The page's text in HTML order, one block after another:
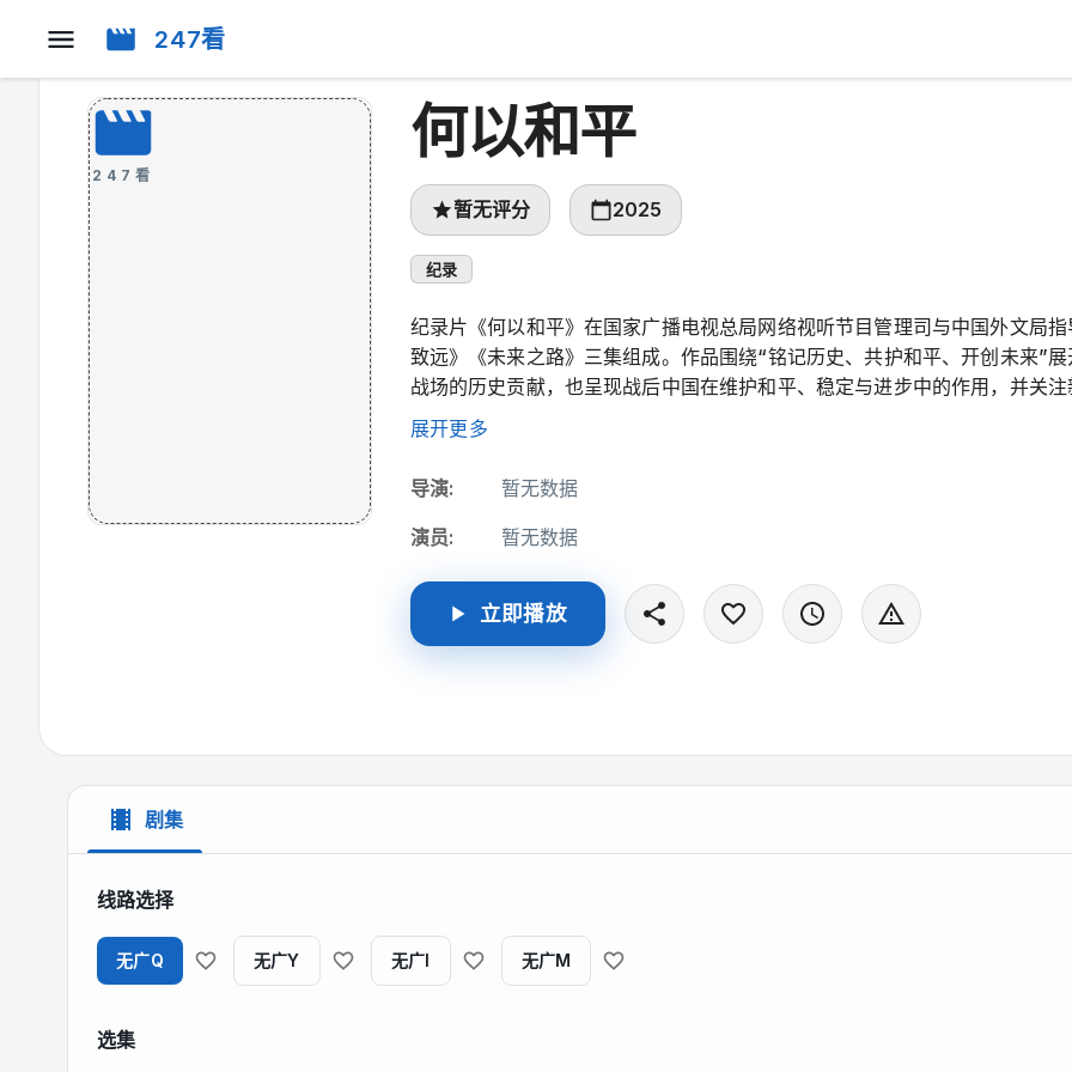
247看
247看
何以和平
暂无评分 2025
纪录
纪录片《何以和平》在国家广播电视总局网络视听节目管理司与中国外文局
致远》《未来之路》三集组成。作品围绕“铭记历史、共护和平、开创未来”
战场的历史贡献，也呈现战后中国在维护和平、稳定与进步中的作用，并关
考与实践。
展开更多
导演: 暂无数据
演员: 暂无数据
立即播放
剧集
线路选择
无广Q 无广Y 无广I 无广M
选集